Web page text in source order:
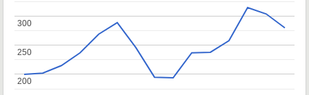
200
200
250
250
300
300